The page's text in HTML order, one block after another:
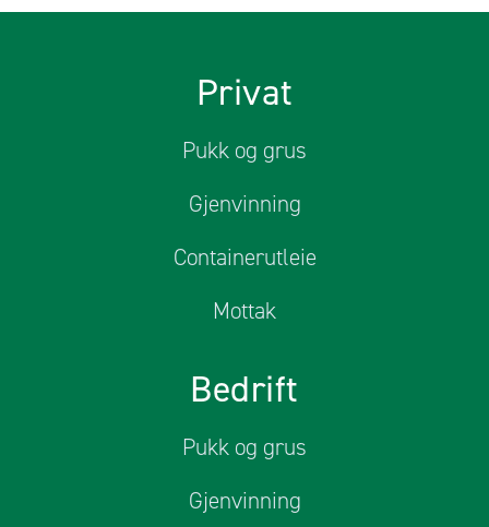
Privat
Pukk og grus
Gjenvinning
Containerutleie
Mottak
Bedrift
Pukk og grus
Gjenvinning